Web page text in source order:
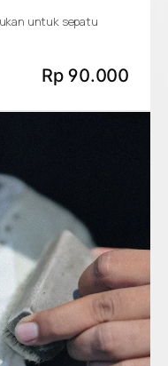
untuk sepatu
Rp 90.000